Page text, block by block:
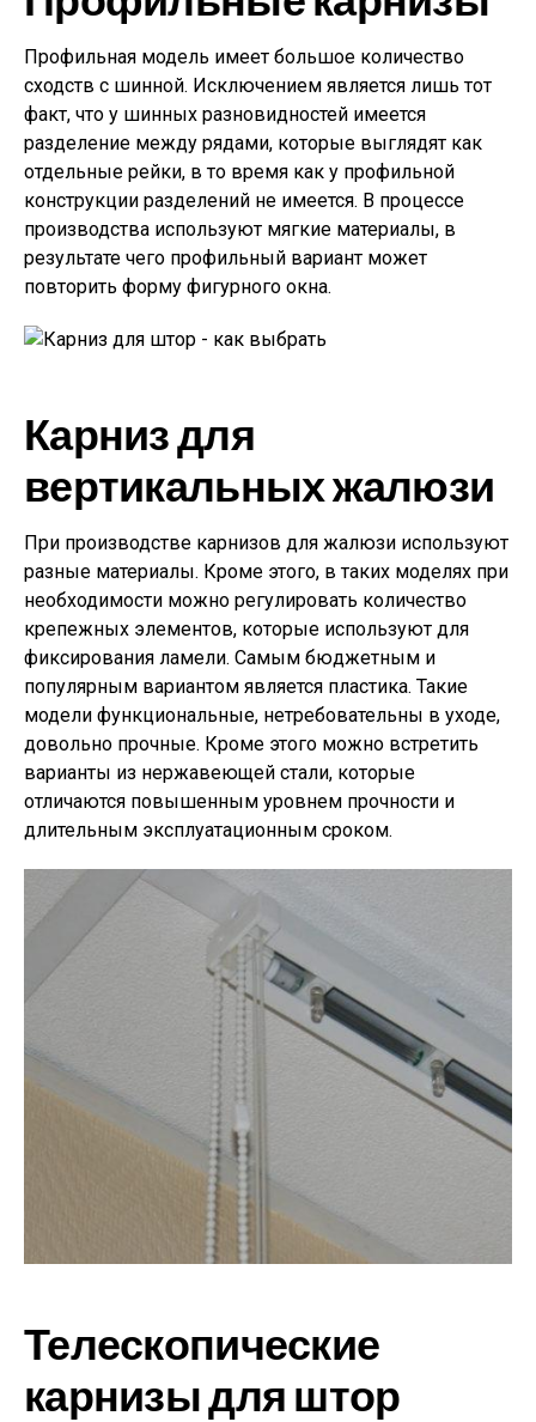
Профильная модель имеет большое количество
сходств с шинной. Исключением является лишь тот
факт, что у шинных разновидностей имеется
разделение между рядами, которые выглядят как
отдельные рейки, в то время как у профильной
конструкции разделений не имеется. В процессе
производства используют мягкие материалы, в
результате чего профильный вариант может
повторить форму фигурного окна.
Карниз для
вертикальных жалюзи
При производстве карнизов для жалюзи используют
разные материалы. Кроме этого, в таких моделях при
необходимости можно регулировать количество
крепежных элементов, которые используют для
фиксирования ламели. Самым бюджетным и
популярным вариантом является пластика. Такие
модели функциональные, нетребовательны в уходе,
довольно прочные. Кроме этого можно встретить
варианты из нержавеющей стали, которые
отличаются повышенным уровнем прочности и
длительным эксплуатационным сроком.
Телескопические
карнизы для штор